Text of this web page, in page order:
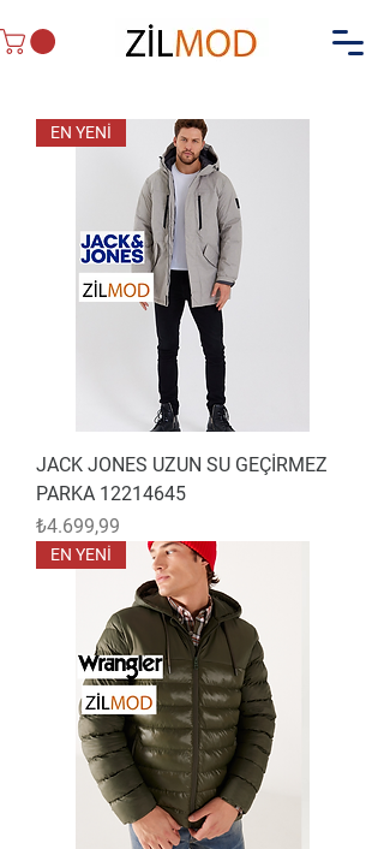
EN YENİ
JACK JONES UZUN SU GEÇİRMEZ
PARKA 12214645
Fiyat
₺4.699,99
EN YENİ